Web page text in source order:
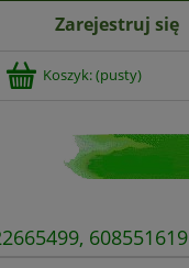
Zarejestruj się
Koszyk:(pusty)
608551619